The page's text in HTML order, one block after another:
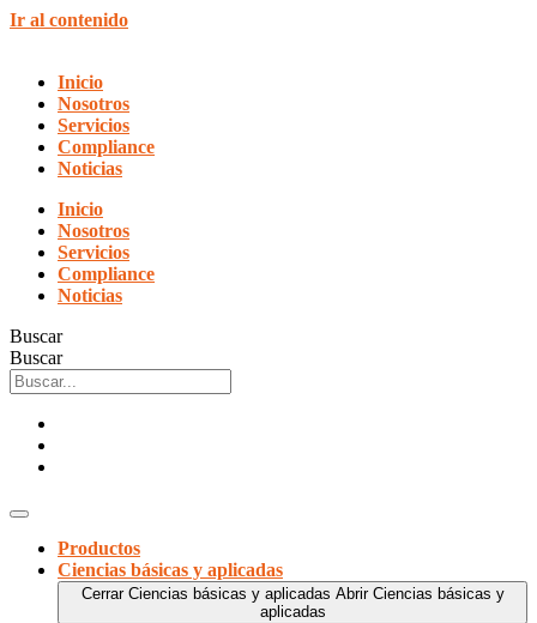
Ir al contenido
Inicio
Nosotros
Servicios
Compliance
Noticias
Inicio
Nosotros
Servicios
Compliance
Noticias
Buscar
Buscar
Productos
Ciencias básicas y aplicadas
Cerrar Ciencias básicas y aplicadas Abrir Ciencias básicas y
aplicadas